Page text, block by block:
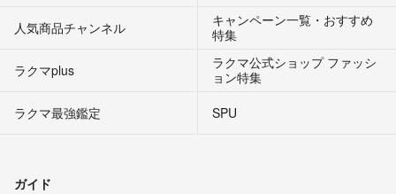
人気商品チャンネル
キャンペーン一覧・おすすめ
特集
ラクマplus
ラクマ公式ショップ ファッシ
ョン特集
ラクマ最強鑑定
SPU
ガイド